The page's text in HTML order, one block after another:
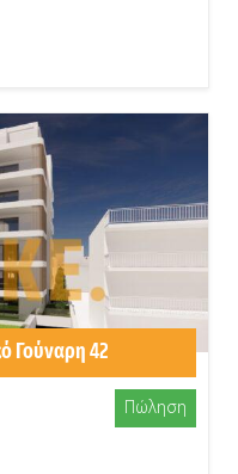
Γούναρη 42
Πώληση